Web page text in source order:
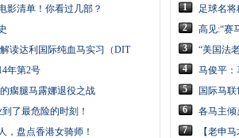
影清单！你看过几部？
读达利国际纯血马实习（DIT
年第2号
瘸腿马露娜退役之战
了最危险的时刻！
，盘点香港女骑师！
1
足球名
2
高见:“赛
3
“美国法
4
马俊平：
5
国际马
6
各马主倾
7
【老申